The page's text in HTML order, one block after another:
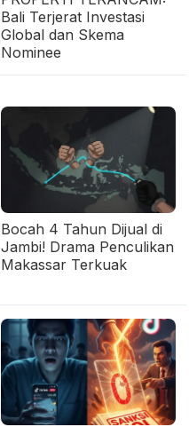
Bali Terjerat Investasi
Global dan Skema
Nominee
Bocah 4 Tahun Dijual di
Jambi! Drama Penculikan
Makassar Terkuak